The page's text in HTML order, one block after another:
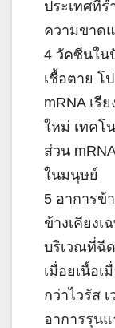
ประเทศที่
ความขาด
4 วัคซีนใน
เชื้อตาย โ
mRNA เรี
ใหม่ เทคโ
ส่วน
ในมนุษย์
5 อาการข้
ข้างเคียงเ
บริเวณที่ฉี
เมื่อยเนื้อ
กว่าไวรัส
อาการรุนแ